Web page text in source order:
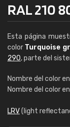
RAL 210
Esta página
color Turquoise
290, parte del
Nombre del color
Nombre del color
LRV(light